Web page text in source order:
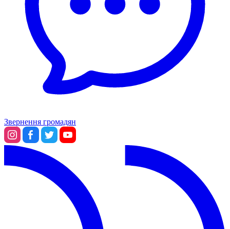
Звернення громадян